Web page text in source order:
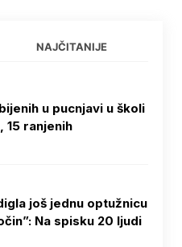
NAJČITANIJE
u pucnjavi u školi
15 ranjenih
još jednu optužnicu
Na spisku 20 ljudi